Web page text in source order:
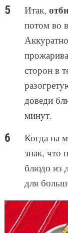
Итак,
потом во
сторон в
доведи
минут.
Когда на
знак, что
блюдо из
для